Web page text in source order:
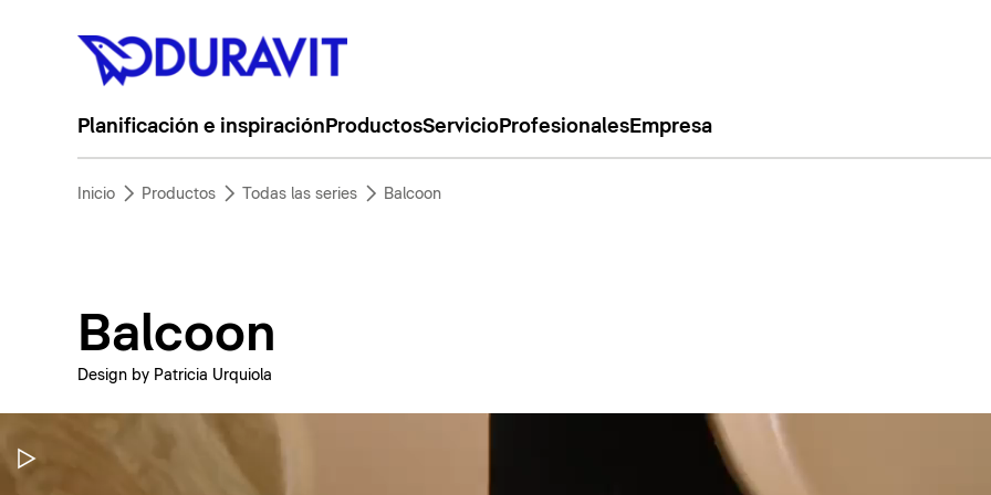
Planificación e inspiración ProductosServicioProfesionalesEmpresa
Inicio Productos Todas las series Balcoon
Balcoon
Design by Patricia Urquiola
Pausar vídeo